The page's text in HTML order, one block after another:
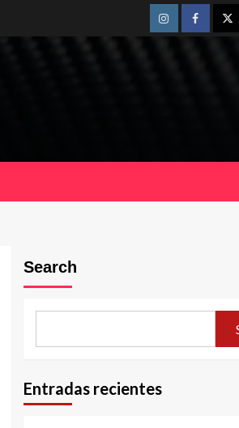
InstagramFacebook
Search
Entradas recientes